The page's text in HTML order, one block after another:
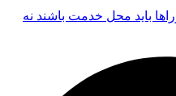
باید محل خدمت باشند نه